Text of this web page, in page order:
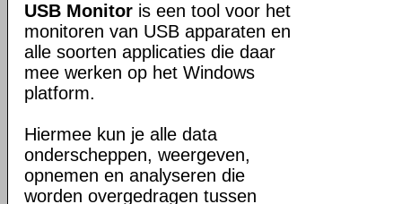
USB Monitor is een tool voor het
monitoren van USB apparaten en
alle soorten applicaties die daar
mee werken op het Windows
platform.
Hiermee kun je alle data
onderscheppen, weergeven,
opnemen en analyseren die
worden overgedragen tussen